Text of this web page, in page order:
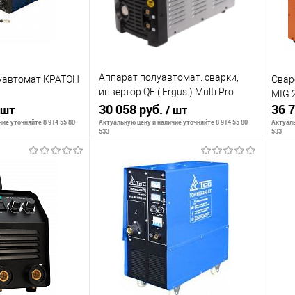
Недоступно
В избранное
Недоступно
КРАТОН
уточняйте 8 914 55 80
о наличии
Недоступно
Аппарат полуавтомат. сварки,
инвертор QE ( Ergus ) Multi Pro
2100
30 058 руб. / шт
Актуальную цену и наличие уточняйте 8 914 55 80
533
Сообщить о наличии
К сравнению
В избранное
MIG
36
533